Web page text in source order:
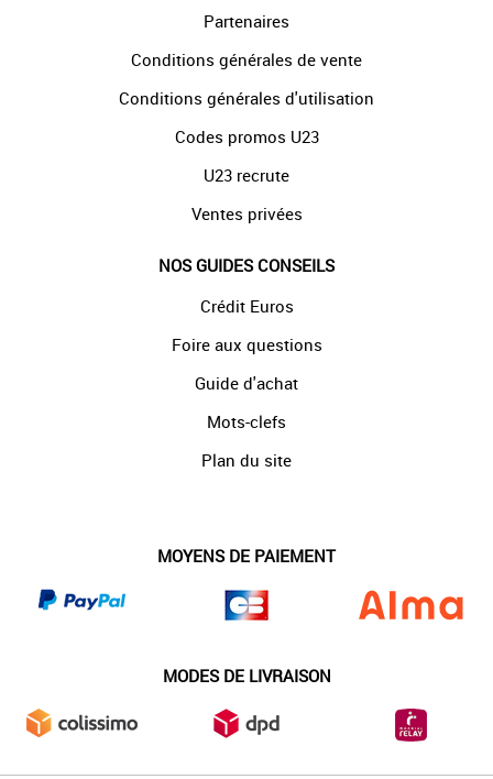
Partenaires
Conditions générales de vente
Conditions générales d'utilisation
Codes promos U23
U23 recrute
Ventes privées
NOS GUIDES CONSEILS
Crédit Euros
Foire aux questions
Guide d'achat
Mots-clefs
Plan du site
MOYENS DE PAIEMENT
MODES DE LIVRAISON